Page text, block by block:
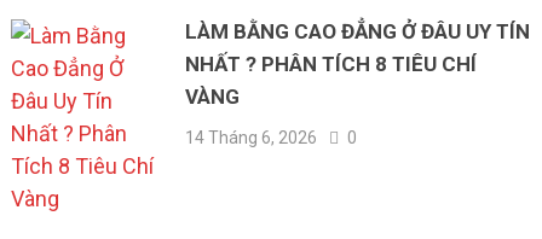
LÀM BẰNG CAO ĐẲNG Ở ĐÂU UY TÍN
NHẤT ? PHÂN TÍCH 8 TIÊU CHÍ
VÀNG
14 Tháng 6, 2026 0